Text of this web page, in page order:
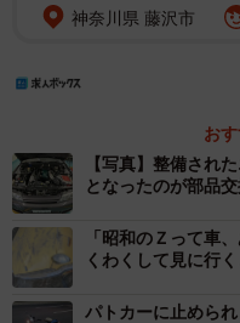
神奈川県 藤沢市
お
【写真】整備され
となったのが部品
「昭和のＺって車
くわくして見に行く
パトカーに止めら